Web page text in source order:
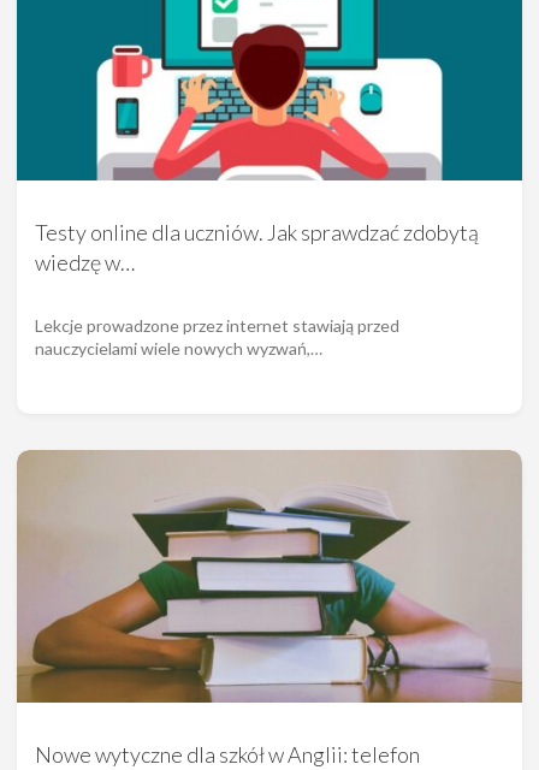
Testy online dla uczniów. Jak sprawdzać zdobytą
wiedzę w…
Lekcje prowadzone przez internet stawiają przed
nauczycielami wiele nowych wyzwań,…
Nowe wytyczne dla szkół w Anglii: telefon